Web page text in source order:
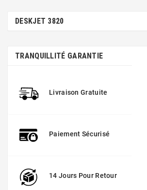
DESKJET 3820
TRANQUILLITÉ GARANTIE
Livraison Gratuite
Paiement Sécurisé
14 Jours Pour Retour